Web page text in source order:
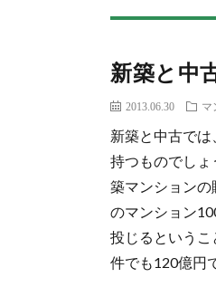
新築と中
2013.06.30 マ
新築と中古で
持つものでし
築マンション
のマンション
投じるという
件でも120億円